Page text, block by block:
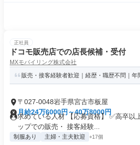
正社員
ドコモ販売店での店長候補・受付
MXモバイリング株式会社
販売・接客経験者歓迎｜経歴・職歴不問｜年
〒027-0048岩手県宮古市板屋
月給24万6000円～40万8000円
求めている人材 【応募資格】 ✅高卒以
ップでの販売・ 接客経験...
制服あり 主婦・主夫歓迎 +17個